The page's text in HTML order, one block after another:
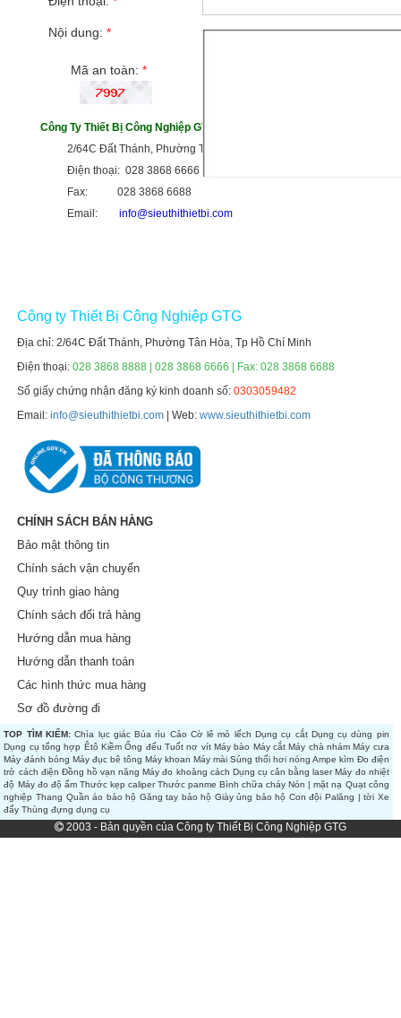
Nội dung: *
Mã an toàn: *
Công Ty Thiết Bị Công Nghiệp GTG
2/64C Đất Thánh, Phường Tân Hòa, TP HCM
Điện thoại: 028 3868 6666
Fax: 028 3868 6688
Email: info@sieuthithietbi.com
Công ty Thiết Bị Công Nghiệp GTG
Địa chỉ: 2/64C Đất Thánh, Phường Tân Hòa, Tp Hồ Chí Minh
Điện thoại:028 3868 8888 | 028 3868 6666 | Fax: 028 3868 6688
Số giấy chứng nhận đăng ký kinh doanh số:0303059482
Email:info@sieuthithietbi.com | Web:www.sieuthithietbi.com
CHÍNH SÁCH BÁN HÀNG
Bảo mật thông tin
Chính sách vận chuyển
Quy trình giao hàng
Chính sách đổi trả hàng
Hướng dẫn mua hàng
Hướng dẫn thanh toán
Các hình thức mua hàng
Sơ đồ đường đi
TOP TÌM KIẾM:Chìa lục giác Búa rìu Cảo Cờ lê mỏ lếch Dụng cụ cắt Dụng cụ dùng pin
Dụng cụ tổng hợp Êtô Kiềm Ống đếu Tuốt nơ vít Máy bào Máy cắt Máy chà nhám Máy cưa
Máy đánh bóng Máy đục bê tông Máy khoan Máy mài Súng thổi hơi nóng Ampe kìm Đo điện
trở cách điện Đồng hồ vạn năng Máy đo khoảng cách Dụng cụ cân bằng laser Máy đo nhiệt
độ Máy đo độ ẩm Thước kẹp caliper Thước panme Bình chữa cháy Nón | mặt nạ Quạt công
nghiệp Thang Quần áo bảo hộ Găng tay bảo hộ Giày ủng bảo hộ Con đội Palăng | tời Xe
đẩy Thùng đựng dụng cụ
2003 - Bản quyền của Công ty Thiết Bị Công Nghiệp GTG